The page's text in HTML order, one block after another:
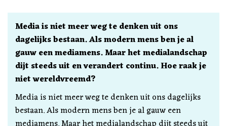
Media is niet meer weg te denken uit ons
dagelijks bestaan. Als modern mens ben je al
gauw een mediamens. Maar het medialandschap
dijt steeds uit en verandert continu. Hoe raak je
niet wereldvreemd?
Media is niet meer weg te denken uit ons dagelijks
bestaan. Als modern mens ben je al gauw een